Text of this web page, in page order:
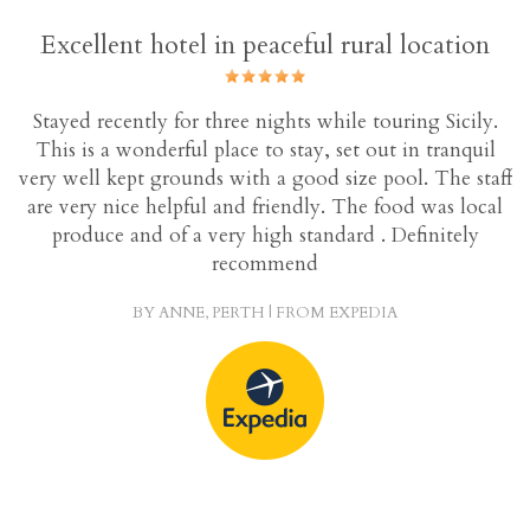
Excellent hotel in peaceful rural location
Stayed recently for three nights while touring Sicily.
This is a wonderful place to stay, set out in tranquil
very well kept grounds with a good size pool. The staff
are very nice helpful and friendly. The food was local
produce and of a very high standard . Definitely
recommend
BY ANNE, PERTH | FROM EXPEDIA